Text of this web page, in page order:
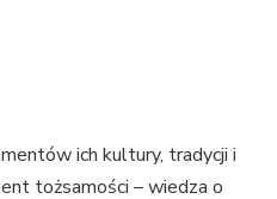
ich kultury, tradycji i
tożsamości – wiedza o